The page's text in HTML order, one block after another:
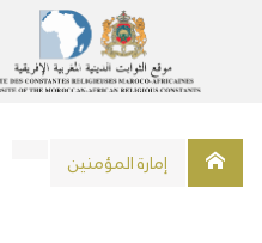
ﺇﻣﺎﺭﺓ اﻟﻤﺆﻣﻨﻴﻦ